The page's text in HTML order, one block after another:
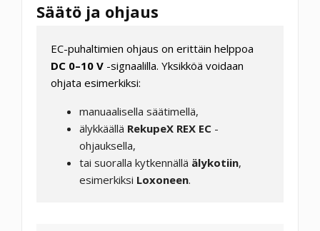
Säätö ja ohjaus
EC-puhaltimien ohjaus on erittäin helppoa
DC 0–10 V -signaalilla. Yksikköä voidaan
ohjata esimerkiksi:
manuaalisella säätimellä,
älykkäällä RekupeX REX EC -
ohjauksella,
tai suoralla kytkennällä älykotiin,
esimerkiksi Loxoneen.